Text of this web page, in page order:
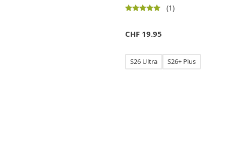
(1)
CHF 19.95
S26 Ultra S26+ Plus